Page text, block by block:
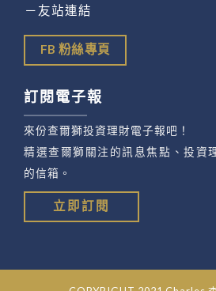
－友站連結
FB 粉絲專頁
訂閱電子報
來份查爾獅投資理財電子報吧！
精選查爾獅關注的訊息焦點、投資
的信箱。
立即訂閱